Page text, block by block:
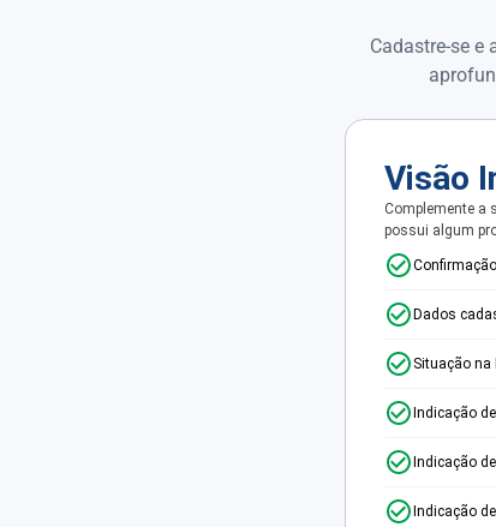
Cadastre-se
Visão
Complemente a
possui algum
Dados
Situação na
Indicação
Indicação
Indicação